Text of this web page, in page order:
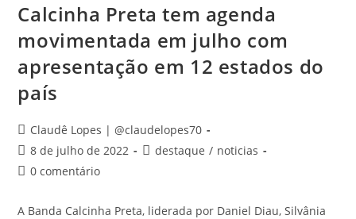
Calcinha Preta tem agenda
movimentada em julho com
apresentação em 12 estados do
país
Claudê Lopes | @claudelopes70
8 de julho de 2022
destaque / noticias
0 comentário
A Banda Calcinha Preta, liderada por Daniel Diau, Silvânia